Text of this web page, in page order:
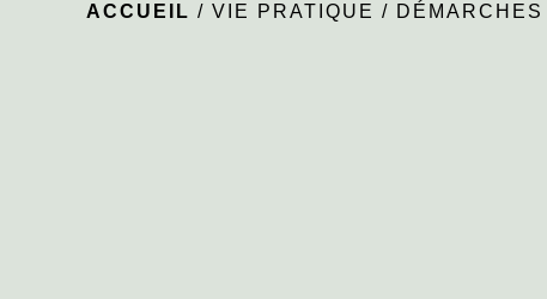
ACCUEIL /VIE PRATIQUE /